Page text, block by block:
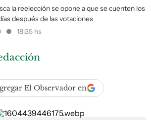
la reelección se opone a que se cuenten los
después de las votaciones
18:35 hs
El Observador en